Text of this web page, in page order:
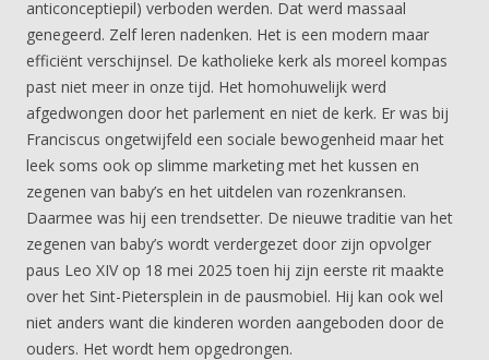
anticonceptiepil) verboden werden. Dat werd massaal
genegeerd. Zelf leren nadenken. Het is een modern maar
efficiënt verschijnsel. De katholieke kerk als moreel kompas
past niet meer in onze tijd. Het homohuwelijk werd
afgedwongen door het parlement en niet de kerk. Er was bij
Franciscus ongetwijfeld een sociale bewogenheid maar het
leek soms ook op slimme marketing met het kussen en
zegenen van baby’s en het uitdelen van rozenkransen.
Daarmee was hij een trendsetter. De nieuwe traditie van het
zegenen van baby’s wordt verdergezet door zijn opvolger
paus Leo XIV op 18 mei 2025 toen hij zijn eerste rit maakte
over het Sint-Pietersplein in de pausmobiel. Hij kan ook wel
niet anders want die kinderen worden aangeboden door de
ouders. Het wordt hem opgedrongen.